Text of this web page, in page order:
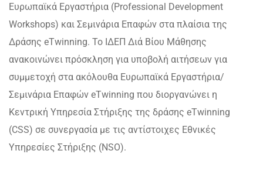
Ευρωπαϊκά Εργαστήρια (Professional Development
Workshops) και Σεμινάρια Επαφών στα πλαίσια της
Δράσης eTwinning. Το ΙΔΕΠ Διά Βίου Μάθησης
ανακοινώνει πρόσκληση για υποβολή αιτήσεων για
συμμετοχή στα ακόλουθα Ευρωπαϊκά Εργαστήρια/
Σεμινάρια Επαφών eTwinning που διοργανώνει η
Κεντρική Υπηρεσία Στήριξης της δράσης eTwinning
(CSS) σε συνεργασία με τις αντίστοιχες Εθνικές
Υπηρεσίες Στήριξης (NSO).